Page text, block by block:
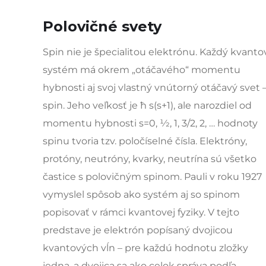
Polovičné svety
Spin nie je špecialitou elektrónu. Každý
systém má okrem „otáčavého“ momentu
hybnosti aj svoj vlastný vnútorný otáčavý svet
spin. Jeho veľkosť je ħ s(s+1), ale narozdiel od
momentu hybnosti s=0, 1⁄2, 1, 3/2, 2, … hodnoty
spinu tvoria tzv. poločíselné čísla. Elektróny,
protóny, neutróny, kvarky, neutrína sú všetko
častice s polovičným spinom. Pauli v roku 1927
vymyslel spôsob ako systém aj so spinom
popisovať v rámci kvantovej fyziky. V tejto
predstave je elektrón popísaný dvojicou
kvantových vĺn – pre každú hodnotu zložky